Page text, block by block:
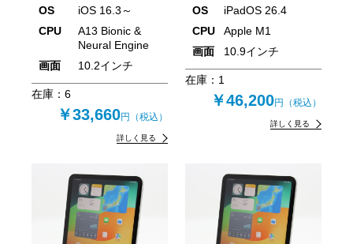
OS
iOS 16.3～
CPU
A13 Bionic &
Neural Engine
画面
10.2インチ
在庫： 6
￥33,660円（税込）
詳しく見る
OS
iPadOS 26.4
CPU
Apple M1
画面
10.9インチ
在庫： 1
￥46,200円（税込）
詳しく見る